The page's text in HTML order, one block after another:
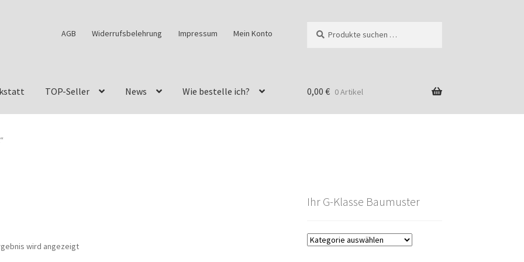
AGB Widerrufsbelehrung Impressum Mein Konto
nach:
TOP-Seller News Wie bestelle ich?
Restore – Tune – Drive
0,00 € 0 Artikel
wird angezeigt
Ihr G-Klasse Baumuster